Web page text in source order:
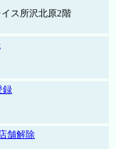
ス所沢北原2階
録
舗解除